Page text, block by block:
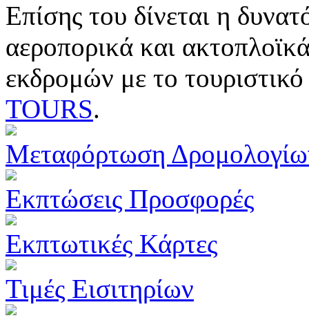
Επίσης του δίνεται η
αεροπορικά και
εκδρομών με το
TOURS.
Μεταφόρτωση
Εκπτώσεις Προσφορές
Εκπτωτικές Κάρτες
Τιμές Εισιτηρίων